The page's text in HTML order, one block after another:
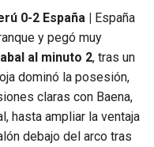
0-2 España |
España
y pegó muy
al minuto 2, tras un
dominó la posesión,
claras con Baena,
hasta ampliar la ventaja
debajo del arco tras